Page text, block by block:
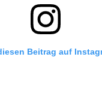
Beitrag auf